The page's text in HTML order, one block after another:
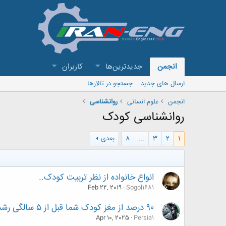
انجمن جدیدترین‌ها کاربران
ارسال های جدید
جستجو در تالارها
انجمن
علوم انسانی روانشناسی
روانشناسی کودک
1
2
3
...
8
بعدی
انواع خانواده از نظر تربیت کودک..
Sogol1681
Feb 22, 2019
۹۰ درصد از مغز کودک شما قبل از ۵ سالگی رشد می‌کند
Persia1
Apr 10, 2025